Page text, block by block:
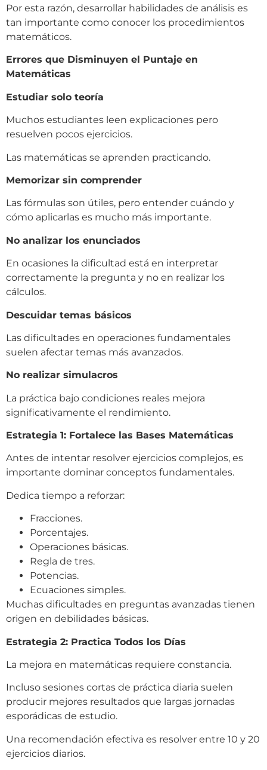
Por esta razón, desarrollar habilidades de análisis es
tan importante como conocer los procedimientos
matemáticos.
Errores que Disminuyen el Puntaje en
Matemáticas
Estudiar solo teoría
Muchos estudiantes leen explicaciones pero
resuelven pocos ejercicios.
Las matemáticas se aprenden practicando.
Memorizar sin comprender
Las fórmulas son útiles, pero entender cuándo y
cómo aplicarlas es mucho más importante.
No analizar los enunciados
En ocasiones la dificultad está en interpretar
correctamente la pregunta y no en realizar los
cálculos.
Descuidar temas básicos
Las dificultades en operaciones fundamentales
suelen afectar temas más avanzados.
No realizar simulacros
La práctica bajo condiciones reales mejora
significativamente el rendimiento.
Estrategia 1: Fortalece las Bases Matemáticas
Antes de intentar resolver ejercicios complejos, es
importante dominar conceptos fundamentales.
Dedica tiempo a reforzar:
Fracciones.
Porcentajes.
Operaciones básicas.
Regla de tres.
Potencias.
Ecuaciones simples.
Muchas dificultades en preguntas avanzadas tienen
origen en debilidades básicas.
Estrategia 2: Practica Todos los Días
La mejora en matemáticas requiere constancia.
Incluso sesiones cortas de práctica diaria suelen
producir mejores resultados que largas jornadas
esporádicas de estudio.
Una recomendación efectiva es resolver entre 10 y 20
ejercicios diarios.